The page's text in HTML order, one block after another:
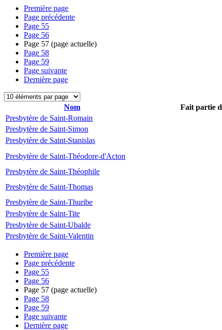
Première page
Page précédente
Page 55
Page 56
Page 57 (page actuelle)
Page 58
Page 59
Page suivante
Dernière page
Nom
Fait partie
Presbytère de Saint-Romain
Presbytère de Saint-Simon
Presbytère de Saint-Stanislas
Presbytère de Saint-Théodore-d'Acton
Presbytère de Saint-Théophile
Presbytère de Saint-Thomas
Presbytère de Saint-Thuribe
Presbytère de Saint-Tite
Presbytère de Saint-Ubalde
Presbytère de Saint-Valentin
Première page
Page précédente
Page 55
Page 56
Page 57 (page actuelle)
Page 58
Page 59
Page suivante
Dernière page